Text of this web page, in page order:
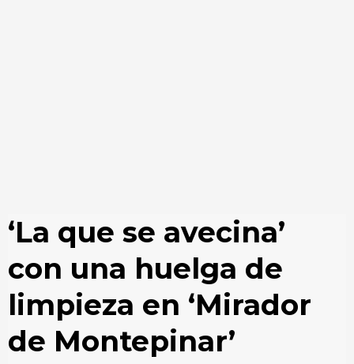
‘La que se avecina’
con una huelga de
limpieza en ‘Mirador
de Montepinar’